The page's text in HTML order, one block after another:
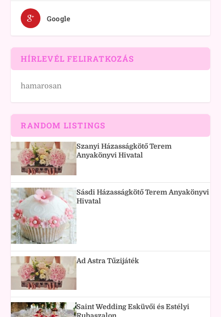
Google
HÍRLEVÉL FELIRATKOZÁS
hamarosan
RANDOM LISTINGS
Szanyi Házasságkötő Terem
Anyakönyvi Hivatal
Sásdi Házasságkötő Terem Anyakönyvi
Hivatal
Ad Astra Tűzijáték
Saint Wedding Esküvői és Estélyi